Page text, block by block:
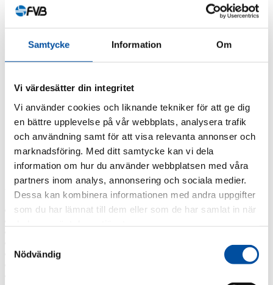
Samtycke Information Om
Vi värdesätter din integritet
Vi använder cookies och liknande tekniker för att ge dig
en bättre upplevelse på vår webbplats, analysera trafik
och användning samt för att visa relevanta annonser och
marknadsföring. Med ditt samtycke kan vi dela
information om hur du använder webbplatsen med våra
partners inom analys, annonsering och sociala medier.
Dessa kan kombinera informationen med andra uppgifter
som du har lämnat till dem eller som de har samlat in när
Nödvändig
FVB-News 56
FVB-News 54
FVB-News 53
FVB-News 52
FVB-News 51
FVB-News 49
FVB-News 47
FVB-News 46
FVB-News 45
FVB-News 44
FVB-News 43
All news
Archive
2026
2022